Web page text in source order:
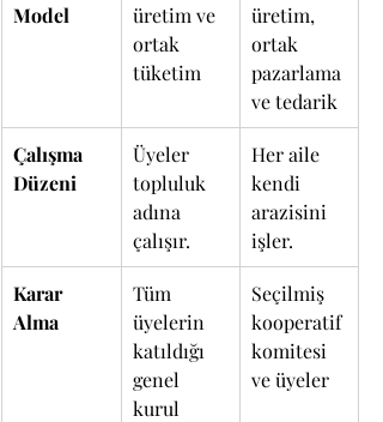
Model
üretim ve
ortak
tüketim
üretim,
ortak
pazarlama
ve tedarik
Çalışma
Düzeni
Üyeler
topluluk
adına
çalışır.
Her aile
kendi
arazisini
işler.
Karar
Alma
Tüm
üyelerin
katıldığı
genel
kurul
Seçilmiş
kooperatif
komitesi
ve üyeler